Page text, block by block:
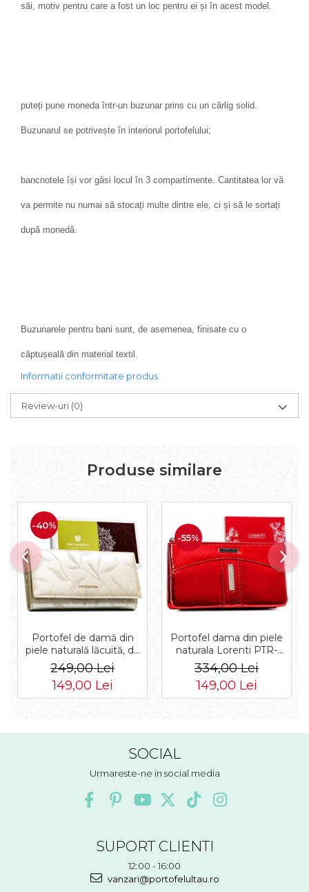
săi, motiv pentru care a fost un loc pentru ei și în acest model.
puteți pune moneda într-un buzunar prins cu un cârlig solid.
Buzunarul se potrivește în interiorul portofelului;
bancnotele își vor găsi locul în 3 compartimente. Cantitatea lor vă
va permite nu numai să stocați multe dintre ele, ci și să le sortați
după monedă.
Buzunarele pentru bani sunt, de asemenea, finisate cu o
căptușeală din material textil.
Informatii conformitate produs
Review-uri (0)
Produse similare
-40%
Portofel de damă din
piele naturală lăcuită, de
culoare bej, cu închidere
cu capsă - Peterson
249,00 Lei
149,00 Lei
-55%
Portofel dama din piele
naturala Lorenti PTR-
76121-MSD-9306 RE
334,00 Lei
149,00 Lei
SOCIAL
Urmareste-ne in social media
SUPORT CLIENTI
12:00 - 16:00
vanzari@portofelultau.ro